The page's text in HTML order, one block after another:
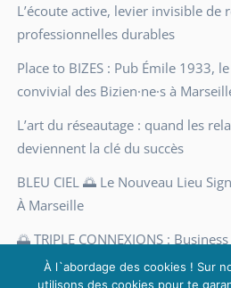
L’écoute active, levier invisible de
professionnelles durables
Place to BIZES : Pub Émile 1933,
convivial des Bizien·ne·s à
L’art du réseautage : quand les
deviennent la clé du succès
BLEU CIEL 🌅 Le Nouveau Lieu
À Marseille
🌅 TRIPLE CONNEXIONS :
Une soirée pas comme les autres,
À l`abordage des cookies ! Sur
utilisons des cookies pour te